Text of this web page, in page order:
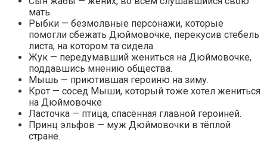
мать.
Рыбки — безмолвные персонажи, которые
помогли сбежать Дюймовочке, перекусив стебель
листа, на котором та сидела.
Жук — передумавший жениться на Дюймовочке,
поддавшись мнению общества.
Мышь — приютившая героиню на зиму.
Крот — сосед Мыши, который тоже хотел жениться
на Дюймовочке
Ласточка — птица, спасённая главной героиней.
Принц эльфов — муж Дюймовочки в тёплой
стране.